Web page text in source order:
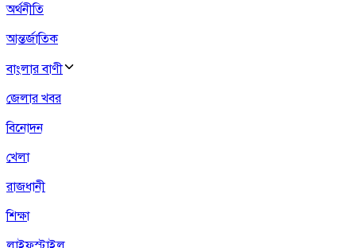
অর্থনীতি
আন্তর্জাতিক
বাংলার বাণী
জেলার খবর
বিনোদন
খেলা
রাজধানী
শিক্ষা